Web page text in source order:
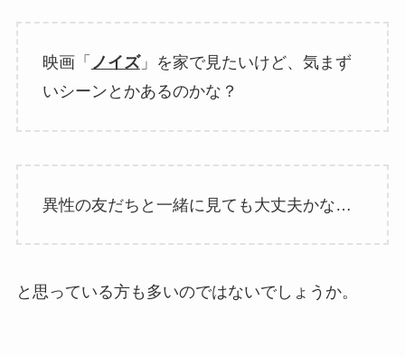
映画「 ノイズ」を家で見たいけど、気まず
いシーンとかあるのかな？
異性の友だちと一緒に見ても大丈夫かな…
と思っている方も多いのではないでしょうか。